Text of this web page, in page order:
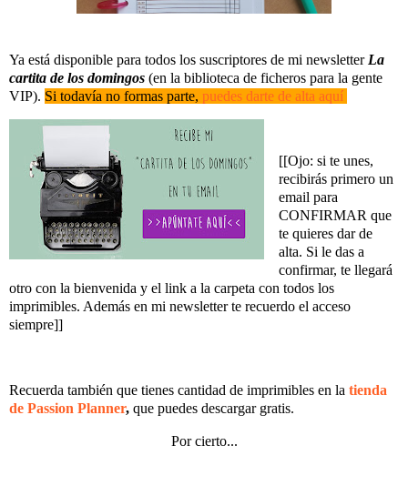
Ya está disponible para todos los suscriptores de mi newsletter La
cartita de los domingos (en la biblioteca de ficheros para la gente
VIP). Si todavía no formas parte, puedes darte de alta aquí
[[Ojo: si te unes,
recibirás primero un
email para
CONFIRMAR que
te quieres dar de
alta. Si le das a
confirmar, te llegará
otro con la bienvenida y el link a la carpeta con todos los
imprimibles. Además en mi newsletter te recuerdo el acceso
siempre]]
Recuerda también que tienes cantidad de imprimibles en la tienda
de Passion Planner, que puedes descargar gratis.
Por cierto...